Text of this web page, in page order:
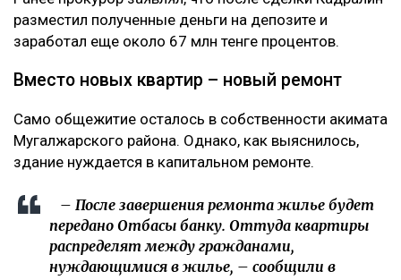
разместил полученные деньги на депозите и
заработал еще около 67 млн тенге процентов.
Вместо новых квартир – новый ремонт
Само общежитие осталось в собственности акимата
Мугалжарского района. Однако, как выяснилось,
здание нуждается в капитальном ремонте.
– После завершения ремонта жилье будет
передано Отбасы банку. Оттуда квартиры
распределят между гражданами,
нуждающимися в жилье, – сообщили в